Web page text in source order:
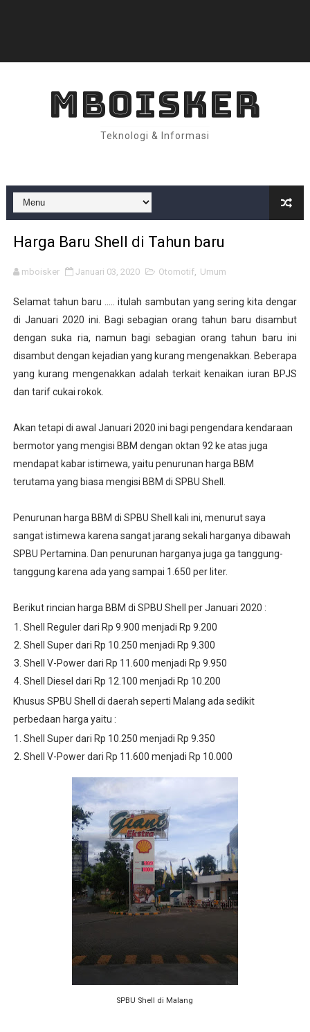
MBOISKER
Teknologi & Informasi
Harga Baru Shell di Tahun baru
mboisker Januari 03, 2020 Otomotif, Umum
Selamat tahun baru ..... itulah sambutan yang sering kita dengar
di Januari 2020 ini. Bagi sebagian orang tahun baru disambut
dengan suka ria, namun bagi sebagian orang tahun baru ini
disambut dengan kejadian yang kurang mengenakkan. Beberapa
yang kurang mengenakkan adalah terkait kenaikan iuran BPJS
dan tarif cukai rokok.
Akan tetapi di awal Januari 2020 ini bagi pengendara kendaraan
bermotor yang mengisi BBM dengan oktan 92 ke atas juga
mendapat kabar istimewa, yaitu penurunan harga BBM
terutama yang biasa mengisi BBM di SPBU Shell.
Penurunan harga BBM di SPBU Shell kali ini, menurut saya
sangat istimewa karena sangat jarang sekali harganya dibawah
SPBU Pertamina. Dan penurunan harganya juga ga tanggung-
tanggung karena ada yang sampai 1.650 per liter.
Berikut rincian harga BBM di SPBU Shell per Januari 2020 :
Shell Reguler dari Rp 9.900 menjadi Rp 9.200
Shell Super dari Rp 10.250 menjadi Rp 9.300
Shell V-Power dari Rp 11.600 menjadi Rp 9.950
Shell Diesel dari Rp 12.100 menjadi Rp 10.200
Khusus SPBU Shell di daerah seperti Malang ada sedikit
perbedaan harga yaitu :
Shell Super dari Rp 10.250 menjadi Rp 9.350
Shell V-Power dari Rp 11.600 menjadi Rp 10.000
SPBU Shell di Malang